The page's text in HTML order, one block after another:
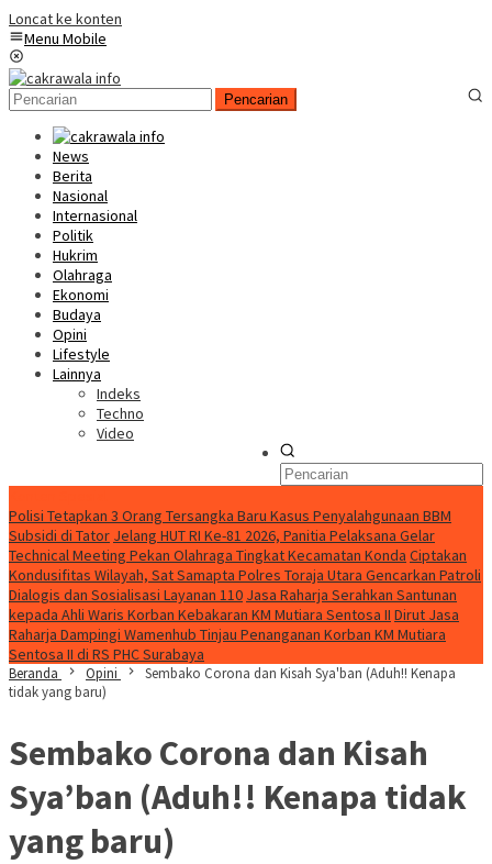
Loncat ke konten
Menu Mobile
Pencarian
News
Berita
Nasional
Internasional
Politik
Hukrim
Olahraga
Ekonomi
Budaya
Opini
Lifestyle
Lainnya
Indeks
Techno
Video
Polisi Tetapkan 3 Orang Tersangka Baru Kasus Penyalahgunaan BBM
Subsidi di Tator Jelang HUT RI Ke-81 2026, Panitia Pelaksana Gelar
Technical Meeting Pekan Olahraga Tingkat Kecamatan Konda Ciptakan
Kondusifitas Wilayah, Sat Samapta Polres Toraja Utara Gencarkan Patroli
Dialogis dan Sosialisasi Layanan 110 Jasa Raharja Serahkan Santunan
kepada Ahli Waris Korban Kebakaran KM Mutiara Sentosa II Dirut Jasa
Raharja Dampingi Wamenhub Tinjau Penanganan Korban KM Mutiara
Sentosa II di RS PHC Surabaya
Beranda Opini
Sembako Corona dan Kisah Sya'ban (Aduh!! Kenapa
tidak yang baru)
Sembako Corona dan Kisah
Sya’ban (Aduh!! Kenapa tidak
yang baru)